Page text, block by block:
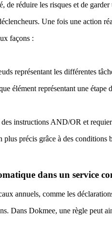
de réduire les risques et de
Une fois une action
façons :
représentant les différentes
élément représentant une étape
instructions AND/OR et
précis grâce à des conditions
dans un service
annuels, comme les
Dans Dokmee, une règle peut